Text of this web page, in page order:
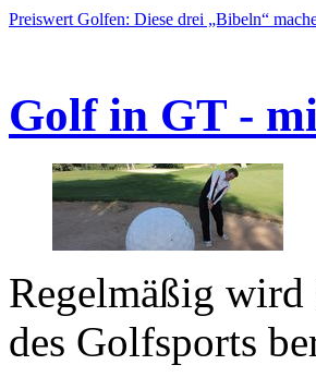
Preiswert Golfen: Diese drei „Bibeln“
Golf in GT -
Regelmäßig wird
des Golfsports